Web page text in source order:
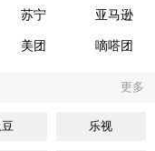
苏宁 亚马逊
美团 嘀嗒团
更多
乐视